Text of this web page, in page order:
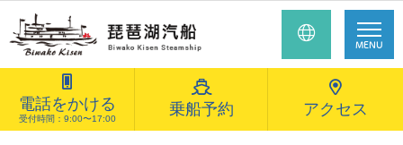
MENU
電話をかける
受付時間：9:00〜17:00
乗船予約 アクセス